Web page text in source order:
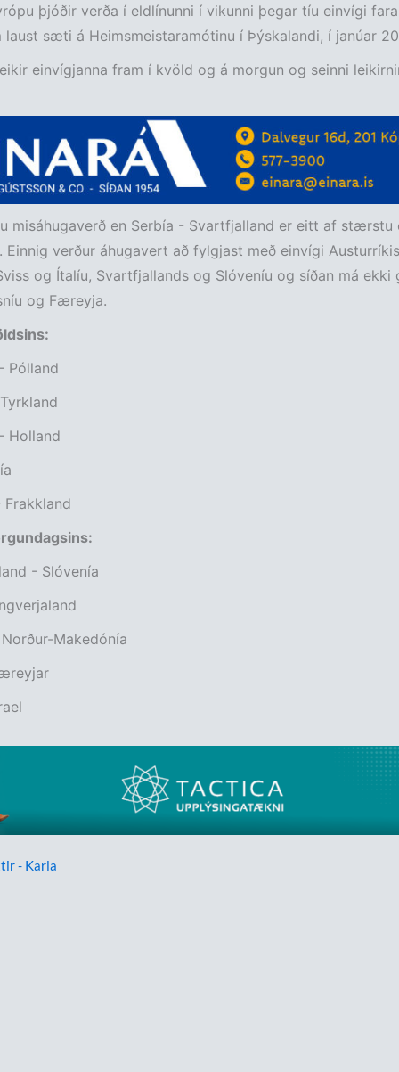
þjóðir verða í eldlínunni í vikunni þegar tíu einvígi
laust sæti á Heimsmeistaramótinu í Þýskalandi, í janúar
einvígjanna fram í kvöld og á morgun og seinni
misáhugaverð en Serbía - Svartfjalland er eitt af stærstu
Einnig verður áhugavert að fylgjast með einvígi
og Ítalíu, Svartfjallands og Slóveníu og síðan má ekki
og Færeyja.
Pólland
Holland
- Slóvenía
Makedónía
- Karla